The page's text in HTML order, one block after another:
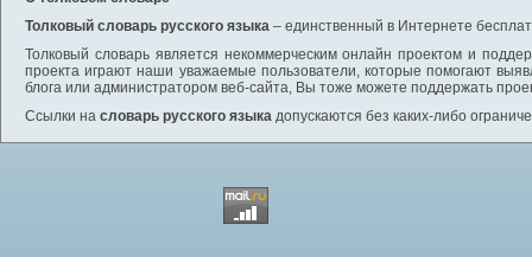
Толковый словарь русского языка – единственный в Интернете
Толковый словарь является некоммерческим онлайн проектом и
проекта играют наши уважаемые пользователи, которые помогают
блога или администратором веб-сайта, Вы тоже можете поддержать
Ссылки на словарь русского языка допускаются без каких-либо